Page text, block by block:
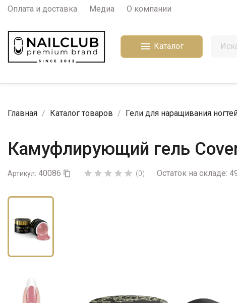
Оплата и доставка Медиа О компании
 Каталог
Главная Каталог товаров Гели для наращивания
Камуфлирующий гель
Артикул: 40086       (0) Остаток на складе: